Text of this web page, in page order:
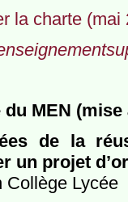
la charte (mai
MEN
de la
un projet
Collège Lycée